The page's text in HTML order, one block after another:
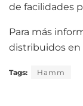
de facilidades
Para más
distribuidos en
Tags: Hamm